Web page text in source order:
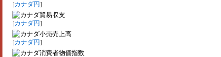
[カナダ円]
貿易収支
[カナダ円]
小売売上高
[カナダ円]
消費者物価指数